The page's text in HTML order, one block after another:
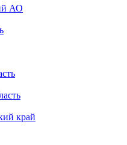
АО
край